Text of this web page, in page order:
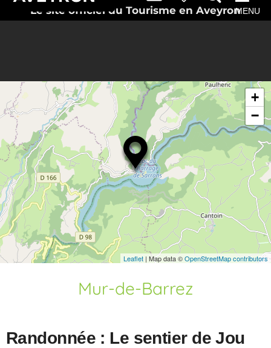
Le site officiel du Tourisme en AveyronMENU
+
−
Leaflet | Map data ©OpenStreetMap contributors
Mur-de-Barrez
Randonnée : Le sentier de Jou